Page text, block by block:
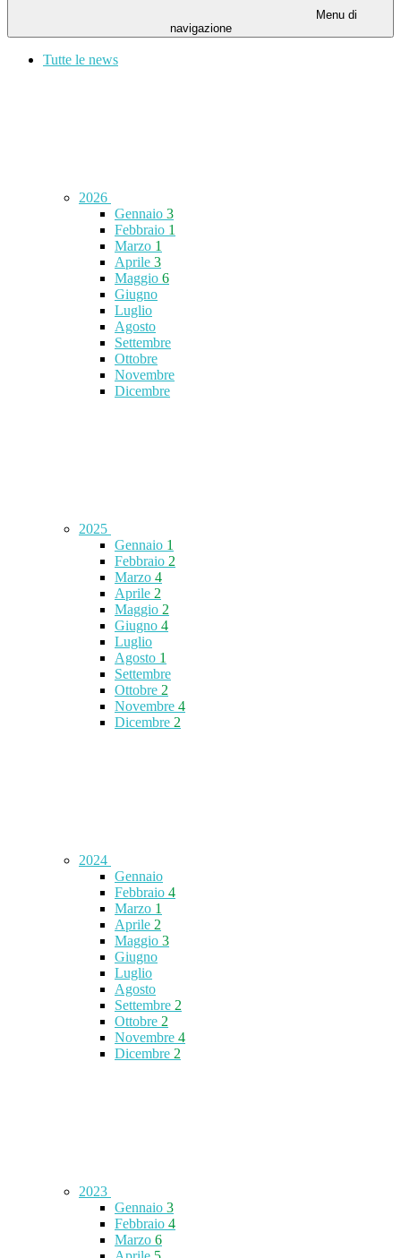
Menu di
navigazione
Tutte le news
2026
Gennaio 3
Febbraio 1
Marzo 1
Aprile 3
Maggio 6
Giugno
Luglio
Agosto
Settembre
Ottobre
Novembre
Dicembre
2025
Gennaio 1
Febbraio 2
Marzo 4
Aprile 2
Maggio 2
Giugno 4
Luglio
Agosto 1
Settembre
Ottobre 2
Novembre 4
Dicembre 2
2024
Gennaio
Febbraio 4
Marzo 1
Aprile 2
Maggio 3
Giugno
Luglio
Agosto
Settembre 2
Ottobre 2
Novembre 4
Dicembre 2
2023
Gennaio 3
Febbraio 4
Marzo 6